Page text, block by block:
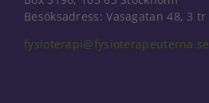
Besöksadress: Vasagatan 48, 3 tr
fysioterapi@fysioterapeuterna.se